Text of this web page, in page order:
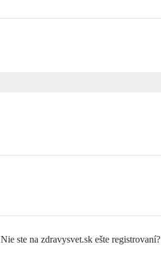
Nie ste na zdravysvet.sk ešte registrovaní?